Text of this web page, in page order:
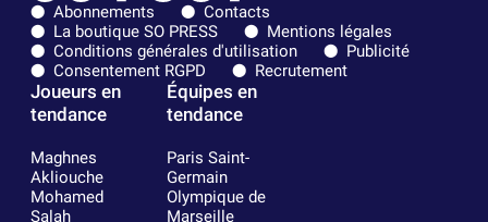
Abonnements
Contacts
La boutique SO PRESS
Mentions légales
Conditions générales d'utilisation
Publicité
Consentement RGPD
Recrutement
Joueurs en
tendance
Maghnes
Akliouche
Mohamed
Salah
Équipes en
tendance
Paris Saint-
Germain
Olympique de
Marseille